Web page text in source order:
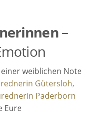
–
weiblichen Note
Gütersloh,
Paderborn
Eure